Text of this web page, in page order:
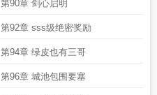
第90章 剑心启明
第92章 sss级绝密奖励
第94章 绿皮也有三哥
第96章 城池包围要塞